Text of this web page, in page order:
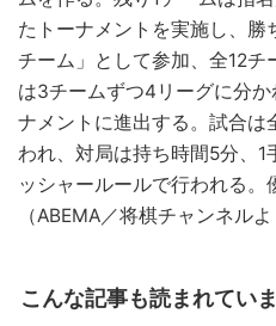
たトーナメントを実施し、
チーム」として参加、全12
は3チームずつ4リーグに分
ナメントに進出する。試合
われ、対局は持ち時間5分、1
ッシャールールで行われる。
（ABEMA／将棋チャンネルよ
こんな記事も読まれてい